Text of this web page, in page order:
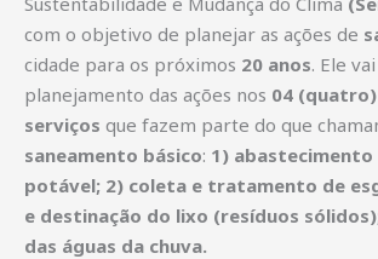
com o objetivo de planejar as ações de
cidade para os próximos 20 anos. Ele
planejamento das ações nos 04
serviços que fazem parte do que
saneamento básico: 1) abastecimento
potável; 2) coleta e tratamento de
e destinação do lixo (resíduos
das águas da chuva.